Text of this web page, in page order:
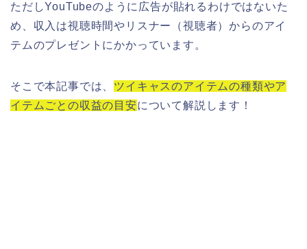
ただしYouTubeのように広告が貼れるわけではないた
め、収入は視聴時間やリスナー（視聴者）からのアイ
テムのプレゼントにかかっています。
そこで本記事では、 ツイキャスのアイテムの種類やア
イテムごとの収益の目安について解説します！